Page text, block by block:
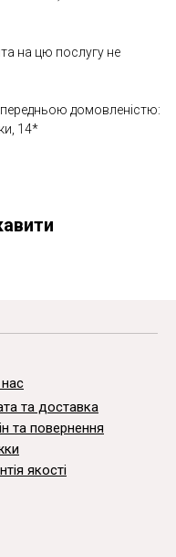
на цю послугу не
домовленістю:
14*
та доставка
та повернення
якості